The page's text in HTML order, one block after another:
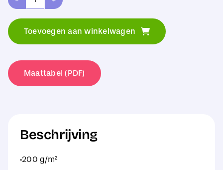
Westford
Striped
Cotton
Accessory
Toevoegen aan winkelwagen
Maattabel (PDF)
Beschrijving
·200 g/m²